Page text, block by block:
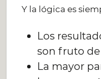
Y la lógica es
Los
son fruto
La mayor